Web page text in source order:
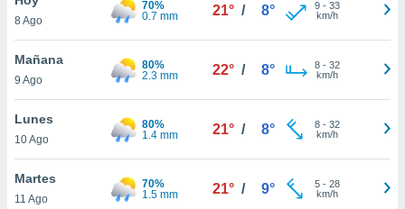
en
más
nuestra
de
8 Ago
70%
0.7 mm
21° / 8° 9- 33
km/h
Mañana
9 Ago
80%
2.3 mm
22° / 8° 8- 32
km/h
Lunes
10 Ago
80%
1.4 mm
21° / 8° 8- 32
km/h
Martes
11 Ago
70%
1.5 mm
21° / 9° 5- 28
km/h